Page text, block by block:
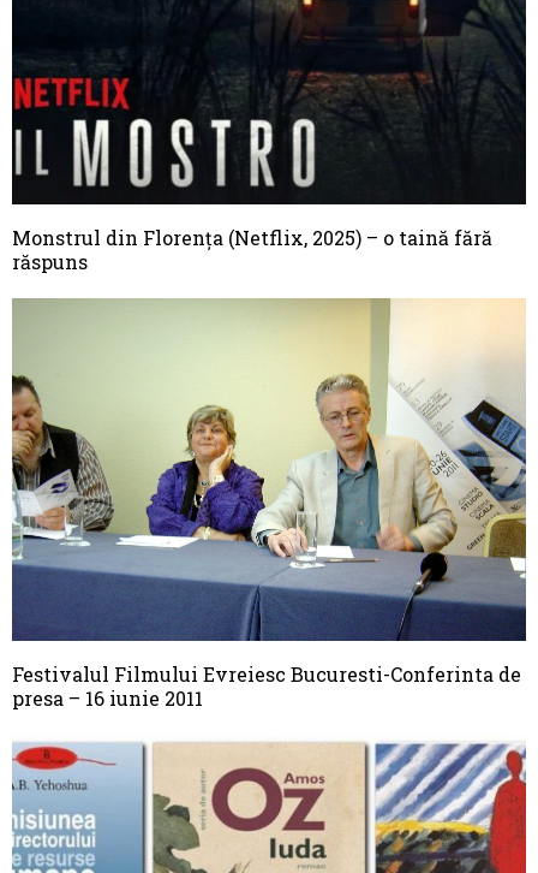
Monstrul din Florența (Netflix, 2025) – o taină fără
răspuns
Festivalul Filmului Evreiesc Bucuresti-Conferinta de
presa – 16 iunie 2011